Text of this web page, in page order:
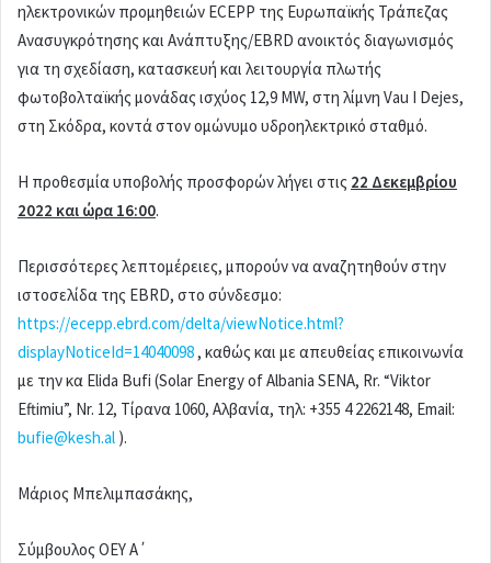
ηλεκτρονικών προμηθειών ECEPP της Ευρωπαϊκής Τράπεζας
Ανασυγκρότησης και Ανάπτυξης/EBRD ανοικτός διαγωνισμός
για τη σχεδίαση, κατασκευή και λειτουργία πλωτής
φωτοβολταϊκής μονάδας ισχύος 12,9 MW, στη λίμνη Vau I Dejes,
στη Σκόδρα, κοντά στον ομώνυμο υδροηλεκτρικό σταθμό.
Η προθεσμία υποβολής προσφορών λήγει στις 22 Δεκεμβρίου
2022 και ώρα 16:00.
Περισσότερες λεπτομέρειες, μπορούν να αναζητηθούν στην
ιστοσελίδα της EBRD, στο σύνδεσμο:
https://ecepp.ebrd.com/delta/viewNotice.html?
displayNoticeId=14040098, καθώς και με απευθείας επικοινωνία
με την κα Elida Bufi (Solar Energy of Albania SENA, Rr. “Viktor
Eftimiu”, Nr. 12, Tίρανα 1060, Αλβανία, τηλ: +355 4 2262148, Email:
bufie@kesh.al ).
Μάριος Μπελιμπασάκης,
Σύμβουλος ΟΕΥ Α΄